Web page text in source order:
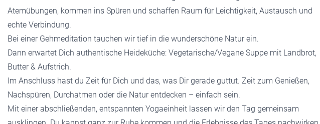
Atemübungen, kommen ins Spüren und schaffen Raum für Leichtigkeit, Austausch und
echte Verbindung.
Bei einer Gehmeditation tauchen wir tief in die wunderschöne Natur ein.
Dann erwartet Dich authentische Heideküche: Vegetarische/Vegane Suppe mit Landbrot,
Butter & Aufstrich.
Im Anschluss hast du Zeit für Dich und das, was Dir gerade guttut. Zeit zum Genießen,
Nachspüren, Durchatmen oder die Natur entdecken – einfach sein.
Mit einer abschließenden, entspannten Yogaeinheit lassen wir den Tag gemeinsam